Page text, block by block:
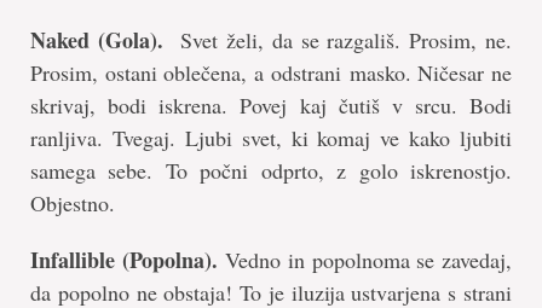
Naked (Gola). Svet želi, da se razgališ. Prosim, ne.
Prosim, ostani oblečena, a odstrani masko. Ničesar ne
skrivaj, bodi iskrena. Povej kaj čutiš v srcu. Bodi
ranljiva. Tvegaj. Ljubi svet, ki komaj ve kako ljubiti
samega sebe. To počni odprto, z golo iskrenostjo.
Objestno.
Infallible (Popolna). Vedno in popolnoma se zavedaj,
da popolno ne obstaja! To je iluzija ustvarjena s strani